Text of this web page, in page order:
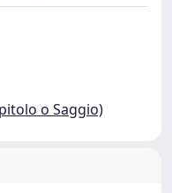
o Saggio)